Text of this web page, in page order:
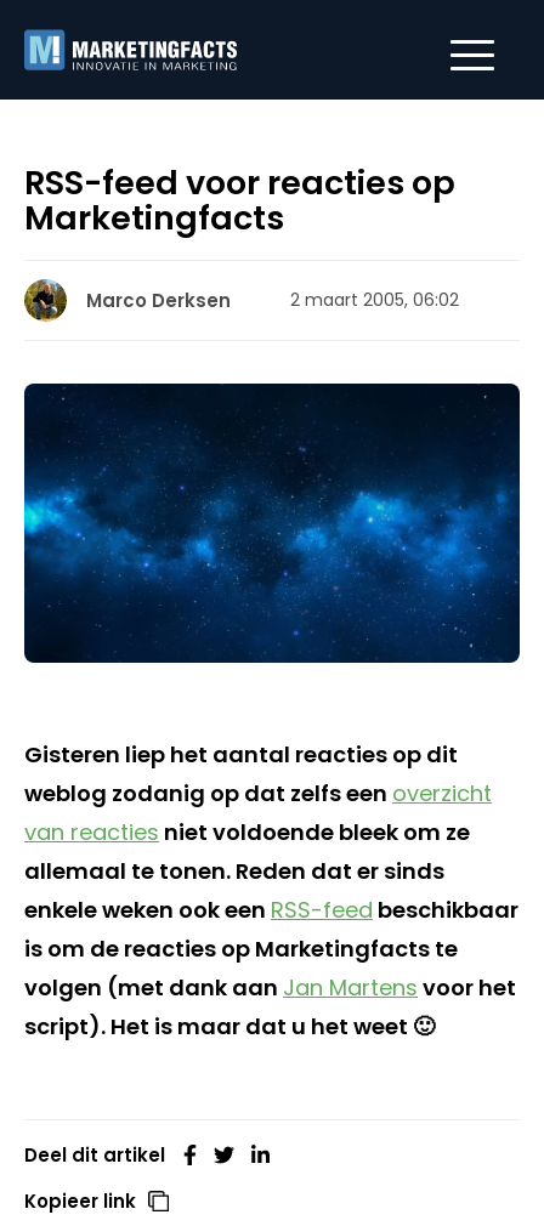
RSS-feed voor reacties op
Marketingfacts
Marco Derksen 2 maart 2005, 06:02
Gisteren liep het aantal reacties op dit
weblog zodanig op dat zelfs een overzicht
van reacties niet voldoende bleek om ze
allemaal te tonen. Reden dat er sinds
enkele weken ook een RSS-feed beschikbaar
is om de reacties op Marketingfacts te
volgen (met dank aan Jan Martens voor het
script). Het is maar dat u het weet 🙂
Deel dit artikel
Kopieer link